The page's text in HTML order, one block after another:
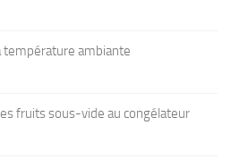
température ambiante
fruits sous-vide au congélateur